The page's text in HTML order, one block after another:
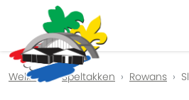
Previous
Welkom Speltakken Rowans